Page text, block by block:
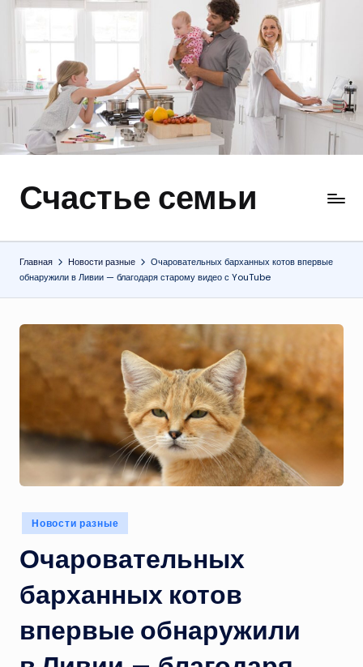
содержимому
Счастье семьи
Быт,
отношения
Главная Новости разные
Очаровательных барханных котов впервые
обнаружили в Ливии — благодаря старому видео с YouTube
Опубликовано
в
Новости разные
Очаровательных
барханных котов
впервые обнаружили